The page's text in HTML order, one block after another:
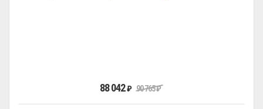
88 042₽ 90 765₽